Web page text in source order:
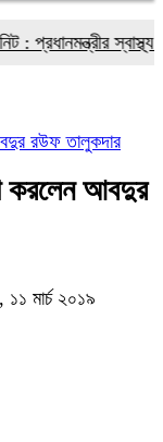
স্বাস্থ্য বিষয়ক
রউফ তালুকদার
করলেন আবদুর
মার্চ ২০১৯